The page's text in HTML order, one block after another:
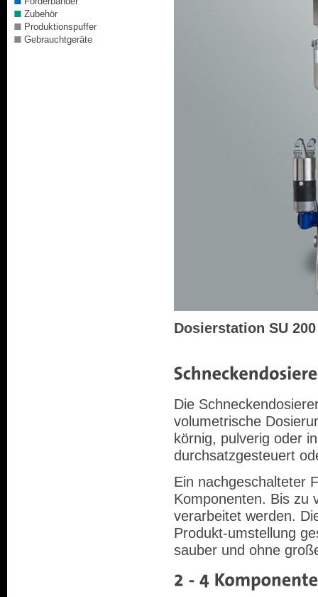
Zubehör
Produktionspuffer
Gebrauchtgeräte
Dosierstation SU 200
Die
volumetrische
körnig, pulverig oder
durchsatzgesteuert
Ein nachgeschalteter
Komponenten. Bis zu
verarbeitet werden.
Produkt-umstellung
sauber und ohne